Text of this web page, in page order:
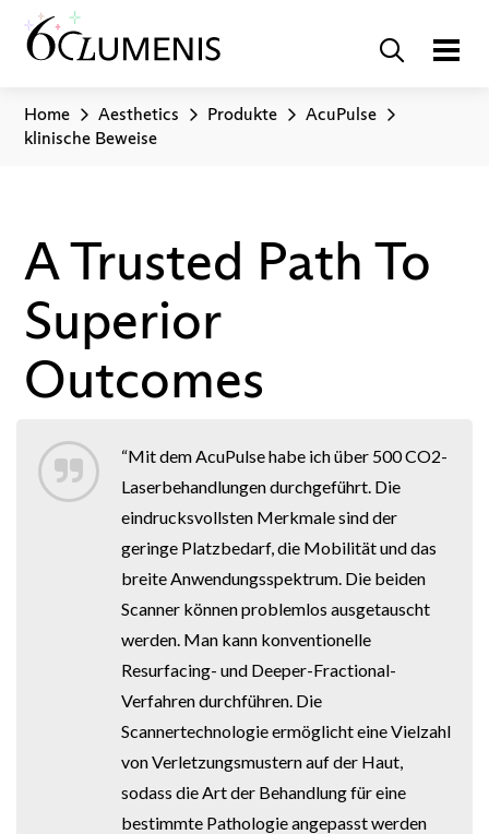
Home Aesthetics Produkte
AcuPulse
klinische Beweise
A Trusted Path To
Superior
Outcomes
“Mit dem AcuPulse habe ich über 500 CO2-
Laserbehandlungen durchgeführt. Die
eindrucksvollsten Merkmale sind der
geringe Platzbedarf, die Mobilität und das
breite Anwendungsspektrum. Die beiden
Scanner können problemlos ausgetauscht
werden. Man kann konventionelle
Resurfacing- und Deeper-Fractional-
Verfahren durchführen. Die
Scannertechnologie ermöglicht eine Vielzahl
von Verletzungsmustern auf der Haut,
sodass die Art der Behandlung für eine
bestimmte Pathologie angepasst werden